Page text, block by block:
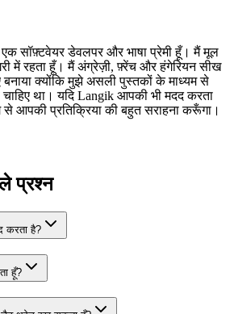
एक सॉफ़्टवेयर डेवलपर और भाषा प्रेमी हूँ। मैं मूल
रहता हूँ। मैं अंग्रेज़ी, फ़्रेंच और हंगेरियन सीख
क्योंकि मुझे असली पुस्तकों के माध्यम से
था। यदि Langik आपकी भी मदद करता
से आपकी प्रतिक्रिया की बहुत सराहना करूँगा।
प्रश्न
करता है?
हूँ?